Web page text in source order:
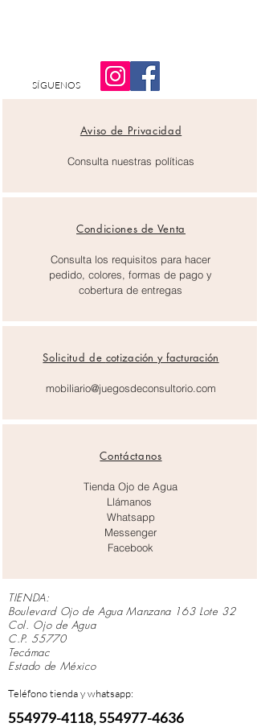
SÍGUENOS
Aviso de Privacidad
Consulta nuestras políticas
Condiciones de Venta
Consulta los requisitos para hacer
pedido, colores, formas de pago y
cobertura de entregas
Solicitud de cotización y facturación
mobiliario@juegosdeconsultorio.com
Contáctanos
Tienda Ojo de Agua
Llámanos
Whatsapp
Messenger
Facebook
TIENDA:
Boulevard Ojo de Agua Manzana 163 Lote 32
Col. Ojo de Agua
C.P. 55770
Tecámac
Estado de México
Teléfono tienda y whatsapp:
554979-4118,554977-4636